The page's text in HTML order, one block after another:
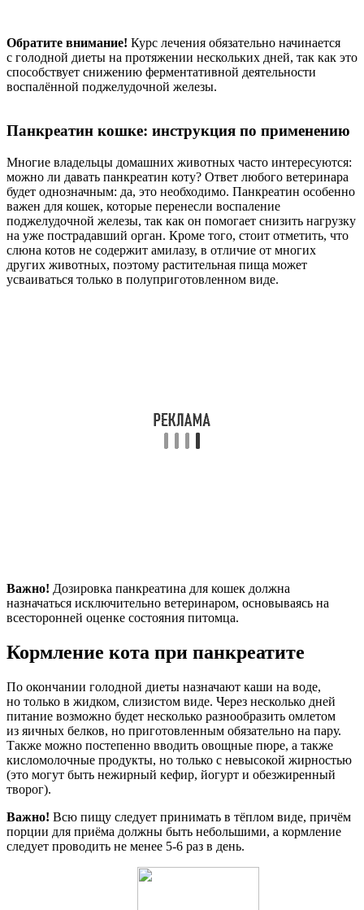
Обратите внимание! Курс лечения обязательно начинается
с голодной диеты на протяжении нескольких дней, так как это
способствует снижению ферментативной деятельности
воспалённой поджелудочной железы.
Панкреатин кошке: инструкция по применению
Многие владельцы домашних животных часто интересуются:
можно ли давать панкреатин коту? Ответ любого ветеринара
будет однозначным: да, это необходимо. Панкреатин особенно
важен для кошек, которые перенесли воспаление
поджелудочной железы, так как он помогает снизить нагрузку
на уже пострадавший орган. Кроме того, стоит отметить, что
слюна котов не содержит амилазу, в отличие от многих
других животных, поэтому растительная пища может
усваиваться только в полуприготовленном виде.
Важно! Дозировка панкреатина для кошек должна
назначаться исключительно ветеринаром, основываясь на
всесторонней оценке состояния питомца.
Кормление кота при панкреатите
По окончании голодной диеты назначают каши на воде,
но только в жидком, слизистом виде. Через несколько дней
питание возможно будет несколько разнообразить омлетом
из яичных белков, но приготовленным обязательно на пару.
Также можно постепенно вводить овощные пюре, а также
кисломолочные продукты, но только с невысокой жирностью
(это могут быть нежирный кефир, йогурт и обезжиренный
творог).
Важно! Всю пищу следует принимать в тёплом виде, причём
порции для приёма должны быть небольшими, а кормление
следует проводить не менее 5-6 раз в день.